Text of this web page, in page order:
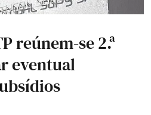
reúnem-se 2.ª
eventual